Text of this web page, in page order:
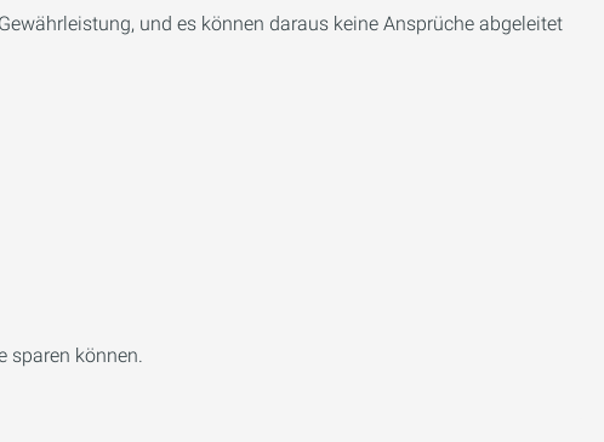
und es können daraus keine Ansprüche abgeleitet
sparen können.